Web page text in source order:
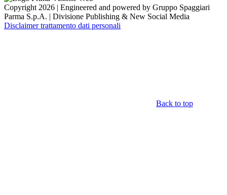
Copyright 2026 | Engineered and powered by Gruppo Spaggiari
Parma S.p.A. | Divisione Publishing & New Social Media
Disclaimer trattamento dati personali
Back to top